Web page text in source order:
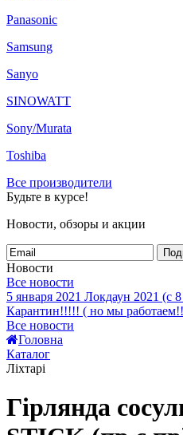
Panasonic
Samsung
Sanyo
SINOWATT
Sony/Murata
Toshiba
Все производители
Будьте в курсе!
Новости, обзоры и акции
Новости
Все новости
5 января 2021 Локдаун 2021 (с
Карантин!!!!! ( но мы
Все новости
Головна
Каталог
Ліхтарі
Гірлянда